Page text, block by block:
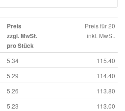
Preis
zzgl. MwSt.
pro Stück
Preis für 20
inkl. MwSt.
5.34 115.40
5.29 114.40
5.26 113.80
5.23 113.00